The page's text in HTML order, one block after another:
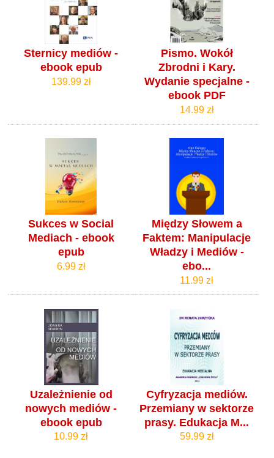
Sternicy mediów -
ebook epub
139.99 zł
Pismo. Wokół
Zbrodni i Kary.
Wydanie specjalne -
ebook PDF
14.99 zł
Sukces w Social
Mediach - ebook
epub
6.99 zł
Między Słowem a
Faktem: Manipulacje
Władzy i Mediów -
ebo...
11.99 zł
Uzależnienie od
nowych mediów -
ebook epub
10.99 zł
Cyfryzacja mediów.
Przemiany w sektorze
prasy. Edukacja M...
59.99 zł